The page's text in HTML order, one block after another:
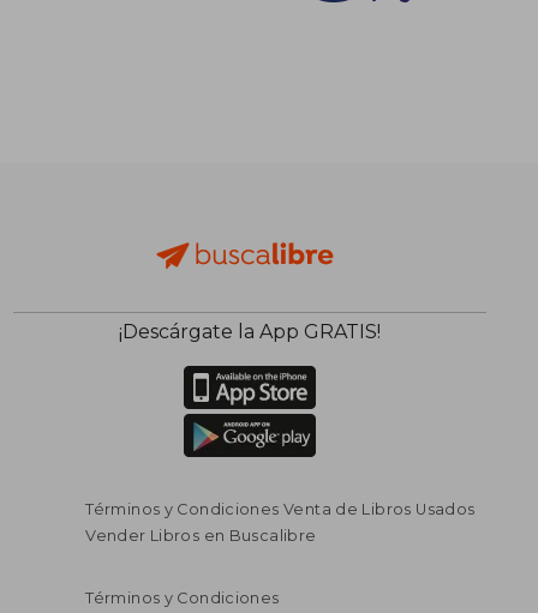
¡Descárgate la App GRATIS!
Términos y Condiciones Venta de Libros Usados
Vender Libros en Buscalibre
Términos y Condiciones